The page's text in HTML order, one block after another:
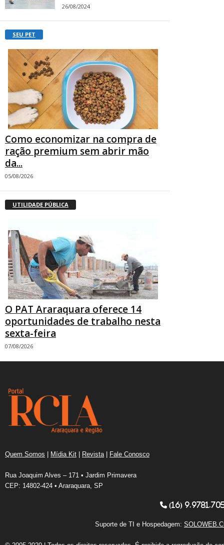
26/08/2024
SEU PET
Como economizar na compra de
ração premium sem abrir mão
da...
05/08/2026
UTILIDADE PÚBLICA
O PAT Araraquara oferece 14
oportunidades de trabalho nesta
sexta-feira
07/08/2026
Quem Somos | Mídia Kit | Revista | Fale Conosco
Rua Joaquim Alves – 171 • Jardim Primavera
CEP: 14802-424 • Araraquara, SP
(16)
Suporte de TI e Hospedagem: